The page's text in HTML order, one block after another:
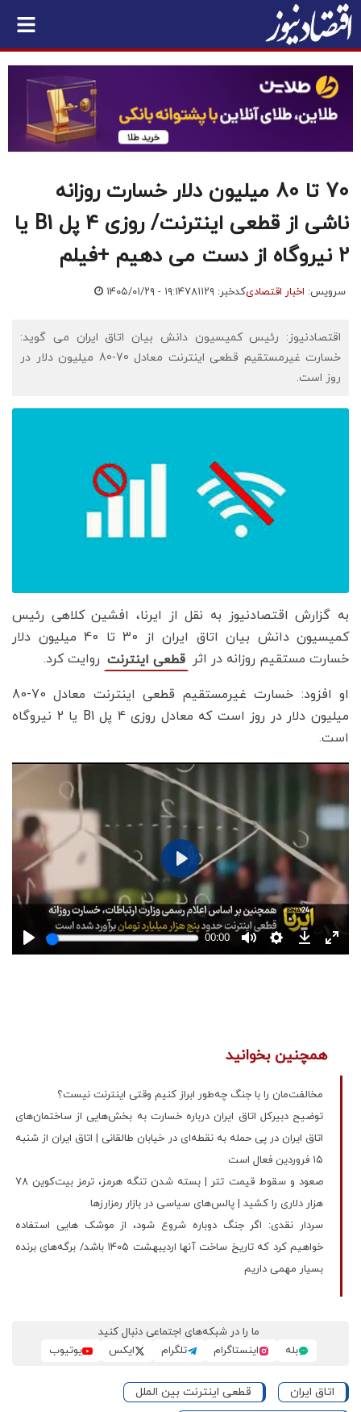
70 تا 80 میلیون دلار خسارت روزانه
ناشی از قطعی اینترنت/ روزی 4 پل B1 یا
2 نیروگاه از دست می دهیم +فیلم
سرویس: اخبار اقتصادیکدخبر: ۷۸۱۱۲۹ ۱۴۰۵/۰۱/۲۹ - ۱۹:۱۴
اقتصادنیوز: رئیس کمیسیون دانش بیان اتاق ایران می گوید:
خسارت غیرمستقیم قطعی اینترنت معادل 70-80 میلیون دلار در
روز است.
به گزارش اقتصادنیوز به نقل از ایرنا، افشین کلاهی رئیس
کمیسیون دانش بیان اتاق ایران از 30 تا 40 میلیون دلار
خسارت مستقیم روزانه در اثر قطعی اینترنت روایت کرد.
او افزود: خسارت غیرمستقیم قطعی اینترنت معادل 70-80
میلیون دلار در روز است که معادل روزی 4 پل B1 یا 2 نیروگاه
است.
همچنین بخوانید
مخالفت‌مان را با جنگ چه‌طور ابراز کنیم وقتی اینترنت نیست؟
توضیح دبیرکل اتاق ایران درباره خسارت به بخش‌هایی از ساختمان‌های
اتاق ایران در پی حمله به نقطه‌ای در خیابان طالقانی | اتاق ایران از شنبه
۱۵ فروردین فعال است
صعود و سقوط قیمت تتر | بسته شدن تنگه هرمز، ترمز بیت‌کوین 78
هزار دلاری را کشید | پالس‌های سیاسی در بازار رمزارزها
سردار نقدی: اگر جنگ دوباره شروع شود، از موشک هایی استفاده
خواهیم کرد که تاریخ ساخت آنها اردیبهشت ۱۴۰۵ باشد/ برگه‌های برنده
بسیار مهمی داریم
ما را در شبکه‌های اجتماعی دنبال کنید
بله
اینستاگرام تلگرام ایکس یوتیوب
اتاق ایران
قطعی اینترنت بین الملل